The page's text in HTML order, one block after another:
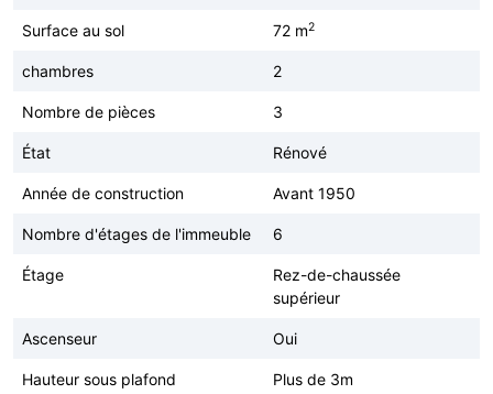
Surface au sol 72 m2
chambres 2
Nombre de pièces 3
État Rénové
Année de construction Avant 1950
Nombre d'étages de l'immeuble 6
Étage
Rez-de-chaussée
supérieur
Ascenseur Oui
Hauteur sous plafond Plus de 3m